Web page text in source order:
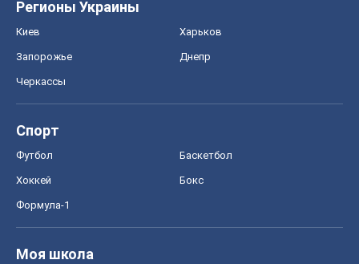
Регионы Украины
Киев Харьков
Запорожье Днепр
Черкассы
Спорт
Футбол Баскетбол
Хоккей Бокс
Формула-1
Моя школа